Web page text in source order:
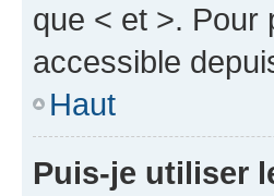
que < et >. Pour
accessible
Haut
Puis-je utiliser